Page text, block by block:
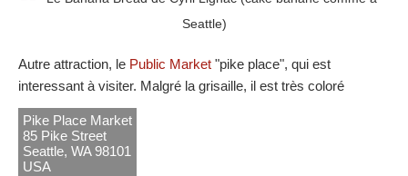
Autre attraction, le Public Market "pike place", qui est
interessant à visiter. Malgré la grisaille, il est très coloré
Pike Place Market
85 Pike Street
Seattle, WA 98101
USA